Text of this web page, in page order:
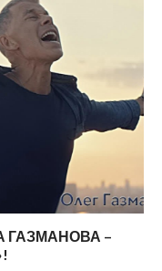
ГАЗМАНОВА –